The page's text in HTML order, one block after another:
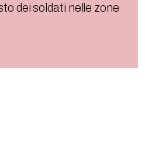
dei soldati nelle zone